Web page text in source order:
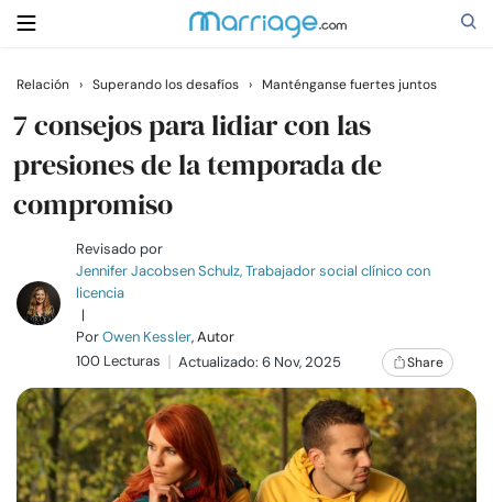
Buscar
Casarse
Relaciones
Familia
Ayuda
Cursos
Relación › Superando los desafíos › Manténganse fuertes juntos
7 consejos para lidiar con las
presiones de la temporada de
compromiso
Revisado por
Jennifer Jacobsen Schulz, Trabajador social clínico con
licencia
|
PorOwen Kessler, Autor
100 Lecturas
Actualizado: 6 Nov, 2025 Share